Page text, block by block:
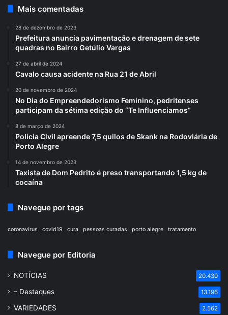
Mais comentadas
28 de dezembro de 2023
Prefeitura anuncia pavimentação e drenagem de sete
quadras no Bairro Getúlio Vargas
27 de abril de 2024
Cavalo causa acidente na Rua 21 de Abril
20 de novembro de 2024
No Dia do Empreendedorismo Feminino, pedritenses
participam da sétima edição do “Te Influenciamos”
8 de março de 2024
Polícia Civil apreende 7,5 quilos de Skank na Rodoviária de
Porto Alegre
14 de novembro de 2023
Taxista de Dom Pedrito é preso transportando 1,5 kg de
cocaína
Navegue por tags
coronavírus covid19 cura pessoas curadas porto alegre tratamento
Navegue por Editoria
NOTÍCIAS 20.430
– Destaques 13.196
VARIEDADES 2.562